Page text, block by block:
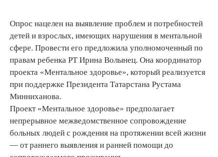
Опрос нацелен на выявление проблем и потребностей
детей и взрослых, имеющих нарушения в ментальной
сфере. Провести его предложила уполномоченный по
правам ребенка РТ Ирина Волынец. Она координатор
проекта «Ментальное здоровье», который реализуется
при поддержке Президента Татарстана Рустама
Минниханова.
Проект «Ментальное здоровье» предполагает
непрерывное межведомственное сопровождение
больных людей с рождения на протяжении всей жизни
— от раннего выявления и ранней помощи до